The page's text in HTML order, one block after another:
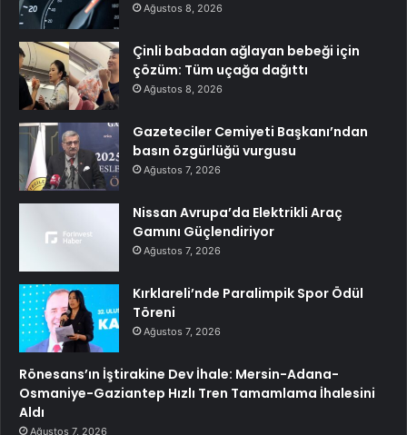
Ağustos 8, 2026
Çinli babadan ağlayan bebeği için
çözüm: Tüm uçağa dağıttı
Ağustos 8, 2026
Gazeteciler Cemiyeti Başkanı’ndan
basın özgürlüğü vurgusu
Ağustos 7, 2026
Nissan Avrupa’da Elektrikli Araç
Gamını Güçlendiriyor
Ağustos 7, 2026
Kırklareli’nde Paralimpik Spor Ödül
Töreni
Ağustos 7, 2026
Rönesans’ın İştirakine Dev İhale: Mersin-Adana-
Osmaniye-Gaziantep Hızlı Tren Tamamlama İhalesini
Aldı
Ağustos 7, 2026